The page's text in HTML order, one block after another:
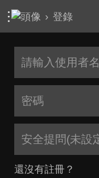
› 登錄
安全提問(未設
還沒有註冊？